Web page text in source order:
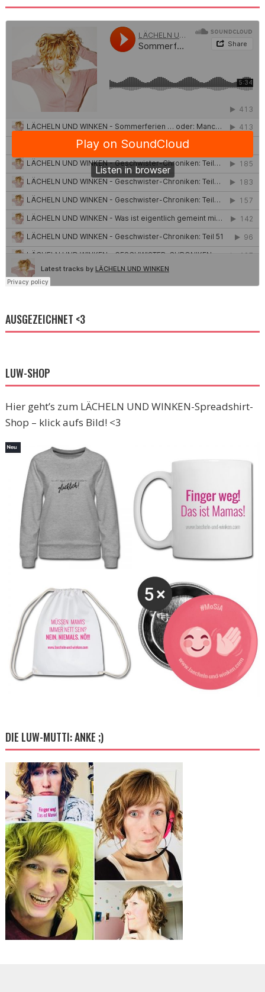
AUSGEZEICHNET <3
LUW-SHOP
Hier geht’s zum LÄCHELN UND WINKEN-Spreadshirt-
Shop – klick aufs Bild! <3
DIE LUW-MUTTI: ANKE ;)